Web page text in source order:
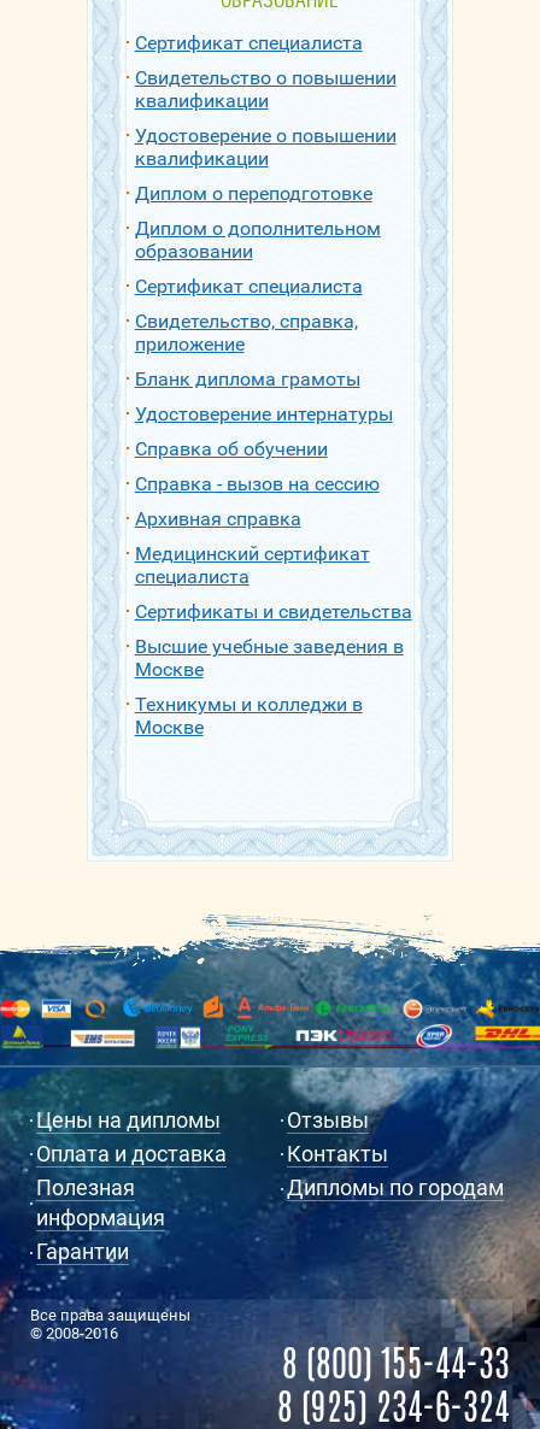
Сертификат специалиста
Свидетельство о повышении
квалификации
Удостоверение о повышении
квалификации
Диплом о переподготовке
Диплом о дополнительном
образовании
Сертификат специалиста
Свидетельство, справка,
приложение
Бланк диплома грамоты
Удостоверение интернатуры
Справка об обучении
Справка - вызов на сессию
Архивная справка
Медицинский сертификат
специалиста
Сертификаты и свидетельства
Высшие учебные заведения в
Москве
Техникумы и колледжи в
Москве
Цены на дипломы
Оплата и доставка
Полезная
информация
Гарантии
Отзывы
Контакты
Дипломы по городам
Все права защищены
© 2008-2016
8 (800) 155-44-33
8 (925) 234-6-324